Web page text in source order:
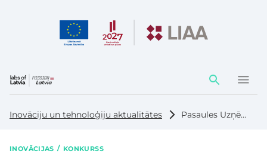
Darbības
elementi
Inovāciju un tehnoloģiju aktualitātes Pasaules Uzņēmējdarbības kausā Latviju pārstāvēs “BirgerMind”
INOVĀCIJAS KONKURSS